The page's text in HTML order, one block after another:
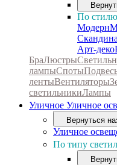
По стилю
Модерн
Арт-деко
БраЛюстры
лампыСпоты
лентыВентиляторы
светильникиЛампы
Уличное Уличное
Вернуться
Уличное
По типу